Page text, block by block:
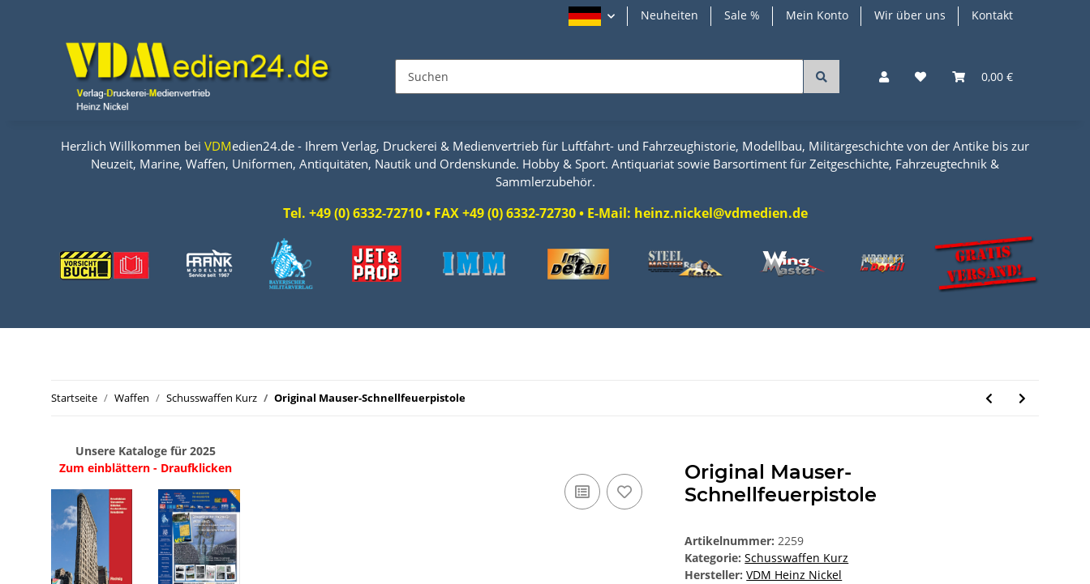
Neuheiten Sale % Mein Konto Wir über uns Kontakt
0,00 €
Herzlich Willkommen bei VDMedien24.de - Ihrem Verlag, Druckerei & Medienvertrieb für Luftfahrt- und Fahrzeughistorie, Modellbau, Militärgeschichte von der Antike bis zur
Neuzeit, Marine, Waffen, Uniformen, Antiquitäten, Nautik und Ordenskunde. Hobby & Sport. Antiquariat sowie Barsortiment für Zeitgeschichte, Fahrzeugtechnik &
Sammlerzubehör.
Tel. +49 (0) 6332-72710 • FAX +49 (0) 6332-72730 • E-Mail: heinz.nickel@vdmedien.de
Startseite Waffen Schusswaffen Kurz Original Mauser-Schnellfeuerpistole
Original Mauser-
Schnellfeuerpistole
Artikelnummer:2259
Kategorie:Schusswaffen Kurz
Hersteller: VDM Heinz Nickel
Unsere Kataloge für 2025
Zum einblättern - Draufklicken